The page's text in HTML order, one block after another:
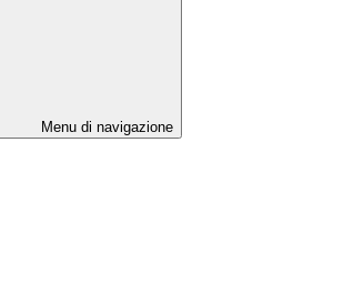
Menu di navigazione